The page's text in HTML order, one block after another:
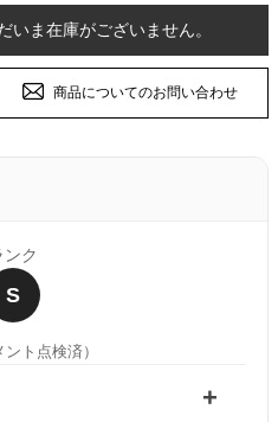
いま在庫がございません。
商品についてのお問い合わせ
ンク
S
ント点検済）